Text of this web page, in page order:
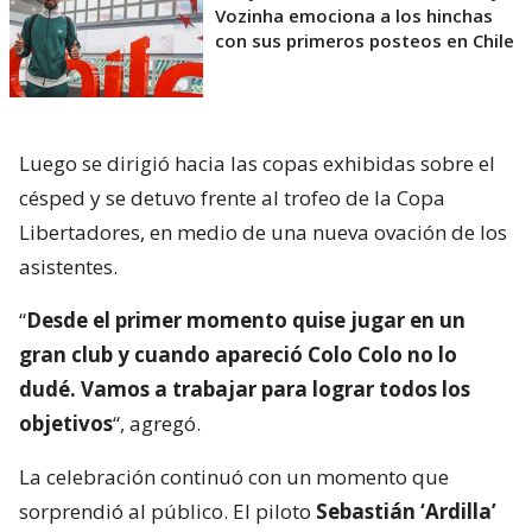
Vozinha emociona a los hinchas
con sus primeros posteos en Chile
Luego se dirigió hacia las copas exhibidas sobre el
césped y se detuvo frente al trofeo de la Copa
Libertadores, en medio de una nueva ovación de los
asistentes.
“Desde el primer momento quise jugar en un
gran club y cuando apareció Colo Colo no lo
dudé. Vamos a trabajar para lograr todos los
objetivos“, agregó.
La celebración continuó con un momento que
sorprendió al público. El piloto Sebastián ‘Ardilla’